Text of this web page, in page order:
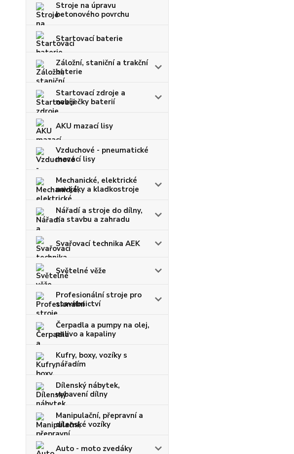
Stroje na úpravu
betonového povrchu
Startovací baterie
Záložní, staniční a trakční
baterie
Startovací zdroje a
nabíječky baterií
AKU mazací lisy
Vzduchové - pneumatické
mazací lisy
Mechanické, elektrické
navijáky a kladkostroje
Nářadí a stroje do dílny,
na stavbu a zahradu
Svařovací technika AEK
Světelné věže
Profesionální stroje pro
stavebnictví
Čerpadla a pumpy na olej,
palivo a kapaliny
Kufry, boxy, vozíky s
nářadím
Dílenský nábytek,
vybavení dílny
Manipulační, přepravní a
dílenské vozíky
Auto - moto zvedáky